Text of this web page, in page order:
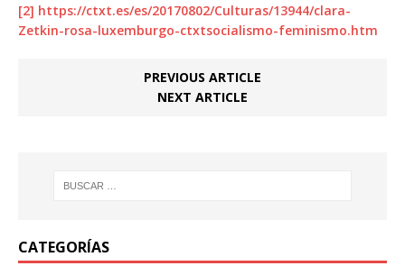
[2] https://ctxt.es/es/20170802/Culturas/13944/clara-
Zetkin-rosa-luxemburgo-ctxtsocialismo-feminismo.htm
PREVIOUS ARTICLE
NEXT ARTICLE
CATEGORÍAS